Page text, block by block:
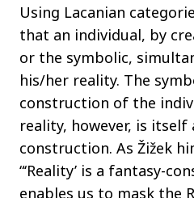
Using Lacanian
that an individual, by
or the symbolic,
his/her reality. The
construction of the
reality, however, is itself
construction. As Žižek
“‘Reality’ is a fantasy-
enables us to mask the